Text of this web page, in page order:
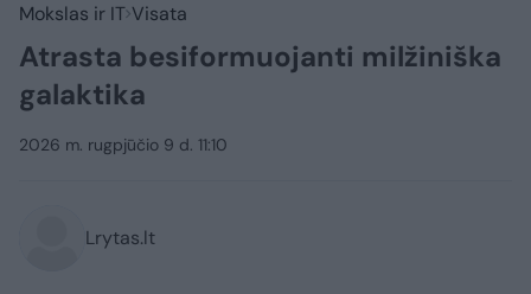
Mokslas ir IT Visata
Atrasta besiformuojanti milžiniška
galaktika
2026 m. rugpjūčio 9 d. 11:10
Lrytas.lt